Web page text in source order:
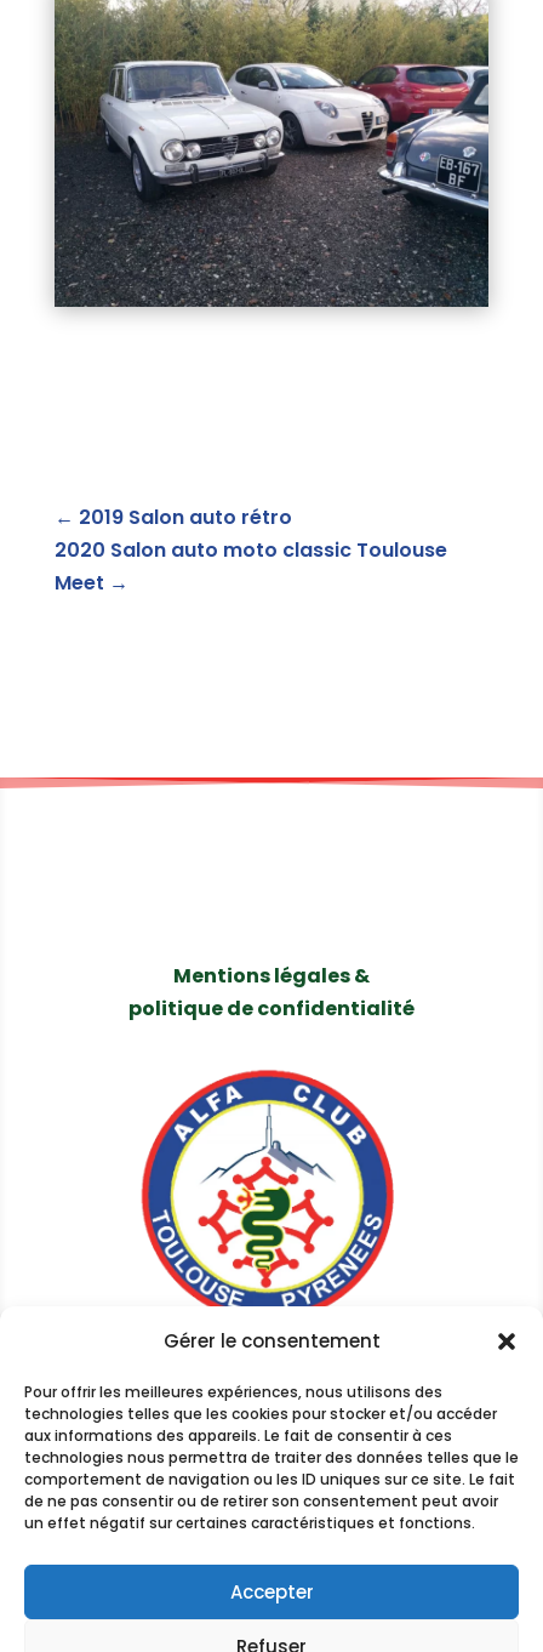
Gérer le consentement
Pour offrir les meilleures expériences, nous utilisons des
technologies telles que les cookies pour stocker et/ou accéder
aux informations des appareils. Le fait de consentir à ces
technologies nous permettra de traiter des données telles que le
comportement de navigation ou les ID uniques sur ce site. Le fait
de ne pas consentir ou de retirer son consentement peut avoir
un effet négatif sur certaines caractéristiques et fonctions.
Accepter
Refuser
← 2019 Salon auto rétro
2020 Salon auto moto classic Toulouse
Meet →
Mentions légales &
politique de confidentialité
2024 – Tous droits réservés
|Les sites de Roxane
Contact
Nos partenaires